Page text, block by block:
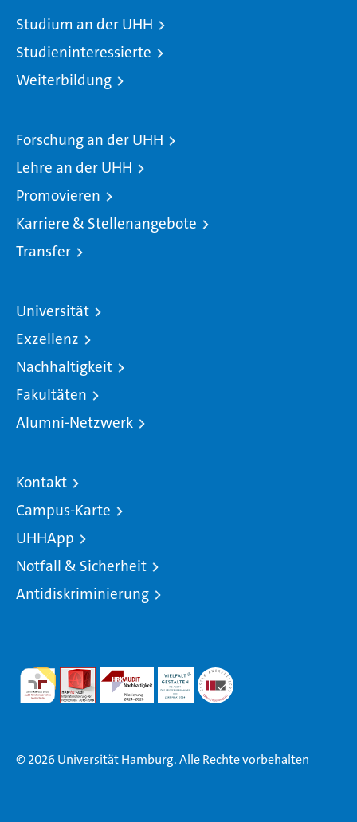
Studium an der UHH
Studieninteressierte
Weiterbildung
Forschung an der UHH
Lehre an der UHH
Promovieren
Karriere & Stellenangebote
Transfer
Universität
Exzellenz
Nachhaltigkeit
Fakultäten
Alumni-Netzwerk
Kontakt
Campus-Karte
UHHApp
Notfall & Sicherheit
Antidiskriminierung
© 2026 Universität Hamburg. Alle Rechte vorbehalten